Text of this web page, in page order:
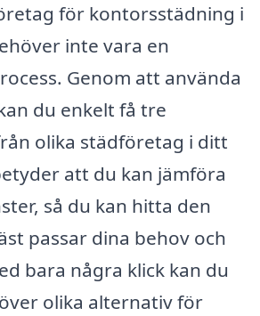
för kontorsstädning i
inte vara en
Genom att använda
du enkelt få tre
olika städföretag i ditt
att du kan jämföra
så du kan hitta den
passar dina behov och
bara några klick kan du
olika alternativ för